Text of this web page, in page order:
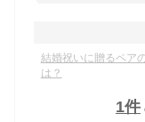
結婚祝いに贈るペア
は？
1件